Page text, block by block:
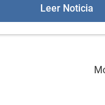
Leer Noticia